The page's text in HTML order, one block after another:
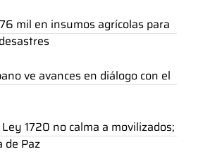
mil en insumos agrícolas para
ve avances en diálogo con el
1720 no calma a movilizados;
de Paz